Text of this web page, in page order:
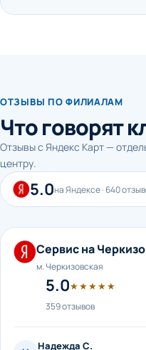
ОТЗЫВЫ ПО ФИЛИАЛАМ
Что говорят
Отзывы с Яндекс Карт —
центру.
5.0на Яндексе · 640
Сервис на
м. Черкизовская
5.0★★★★★
359 отзывов
Надежда С.